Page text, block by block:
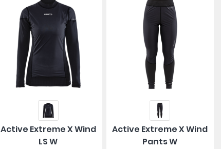
Active Extreme X Wind
LS W
Active Extreme X Wind
Pants W